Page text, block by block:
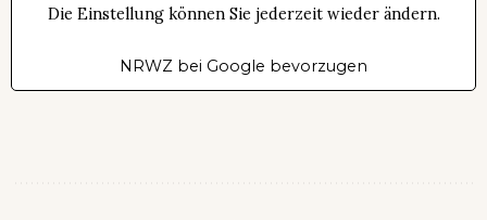
Die Einstellung können Sie jederzeit wieder ändern.
NRWZ bei Google bevorzugen